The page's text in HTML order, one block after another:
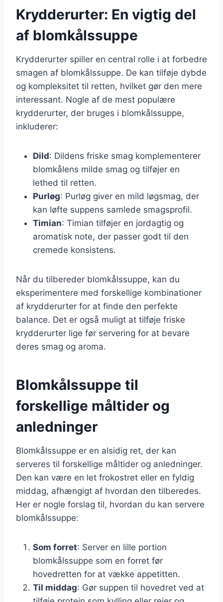
Krydderurter: En vigtig del
af blomkålssuppe
Krydderurter spiller en central rolle i at forbedre
smagen af blomkålssuppe. De kan tilføje dybde
og kompleksitet til retten, hvilket gør den mere
interessant. Nogle af de mest populære
krydderurter, der bruges i blomkålssuppe,
inkluderer:
Dild: Dildens friske smag komplementerer
blomkålens milde smag og tilføjer en
lethed til retten.
Purløg: Purløg giver en mild løgsmag, der
kan løfte suppens samlede smagsprofil.
Timian: Timian tilføjer en jordagtig og
aromatisk note, der passer godt til den
cremede konsistens.
Når du tilbereder blomkålssuppe, kan du
eksperimentere med forskellige kombinationer
af krydderurter for at finde den perfekte
balance. Det er også muligt at tilføje friske
krydderurter lige før servering for at bevare
deres smag og aroma.
Blomkålssuppe til
forskellige måltider og
anledninger
Blomkålssuppe er en alsidig ret, der kan
serveres til forskellige måltider og anledninger.
Den kan være en let frokostret eller en fyldig
middag, afhængigt af hvordan den tilberedes.
Her er nogle forslag til, hvordan du kan servere
blomkålssuppe:
Som forret: Server en lille portion
blomkålssuppe som en forret før
hovedretten for at vække appetitten.
Til middag: Gør suppen til hovedret ved at